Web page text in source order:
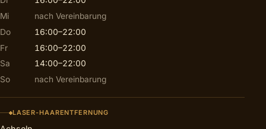
Mi
nach Vereinbarung
Do
16:00–22:00
Fr
16:00–22:00
Sa
14:00–22:00
So
nach Vereinbarung
LASER-HAARENTFERNUNG